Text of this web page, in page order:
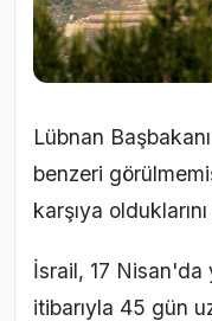
Lübnan
benzeri
karşıya
İsrail, 17 Nisan'da
itibarıyla 45 gün